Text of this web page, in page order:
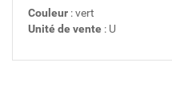
Couleur : vert
Unité de vente : U